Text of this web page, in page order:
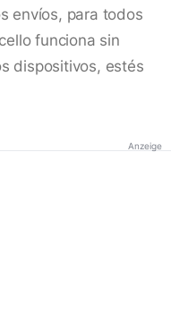
envíos, para todos
funciona sin
dispositivos, estés
Anzeige